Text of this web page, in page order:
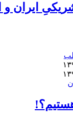
ایران و
هستیم؟!